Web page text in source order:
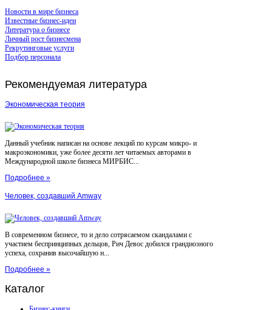
Новости в мире бизнеса
Известные бизнес-идеи
Литература о бизнесе
Личный рост бизнесмена
Рекрутинговые услуги
Подбор персонала
Рекомендуемая литература
Экономическая теория
Данный учебник написан на основе лекций по курсам микро- и
макроэкономики, уже более десяти лет читаемых авторами в
Международной школе бизнеса МИРБИС...
Подробнее »
Человек, создавший Amway
В современном бизнесе, то и дело сотрясаемом скандалами с
участием беспринципных дельцов, Рич Девос добился грандиозного
успеха, сохранив высочайшую н...
Подробнее »
Каталог